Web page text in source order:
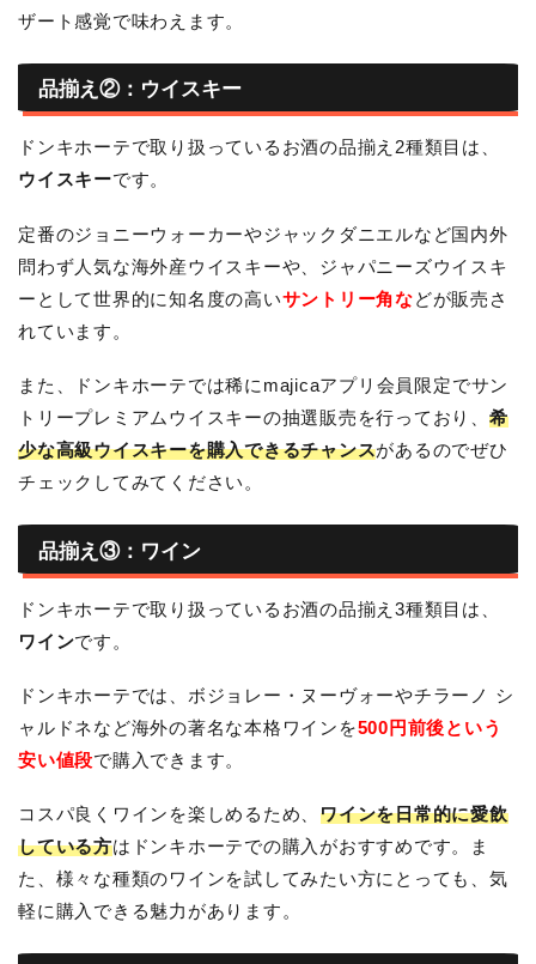
ザート感覚で味わえます。
品揃え②：ウイスキー
ドンキホーテで取り扱っているお酒の品揃え2種類目は、
ウイスキーです。
定番のジョニーウォーカーやジャックダニエルなど国内外
問わず人気な海外産ウイスキーや、ジャパニーズウイスキ
ーとして世界的に知名度の高いサントリー角などが販売さ
れています。
また、ドンキホーテでは稀にmajicaアプリ会員限定でサン
トリープレミアムウイスキーの抽選販売を行っており、 希
少な高級ウイスキーを購入できるチャンスがあるのでぜひ
チェックしてみてください。
品揃え③：ワイン
ドンキホーテで取り扱っているお酒の品揃え3種類目は、
ワインです。
ドンキホーテでは、ボジョレー・ヌーヴォーやチラーノ シ
ャルドネなど海外の著名な本格ワインを500円前後という
安い値段で購入できます。
コスパ良くワインを楽しめるため、 ワインを日常的に愛飲
している方はドンキホーテでの購入がおすすめです。ま
た、様々な種類のワインを試してみたい方にとっても、気
軽に購入できる魅力があります。